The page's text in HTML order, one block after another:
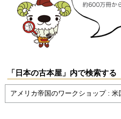
「日本の古本屋」内で検索する